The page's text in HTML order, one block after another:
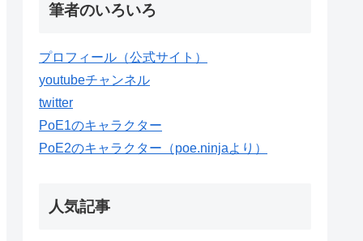
筆者のいろいろ
プロフィール（公式サイト）
youtubeチャンネル
twitter
PoE1のキャラクター
PoE2のキャラクター（poe.ninjaより）
人気記事